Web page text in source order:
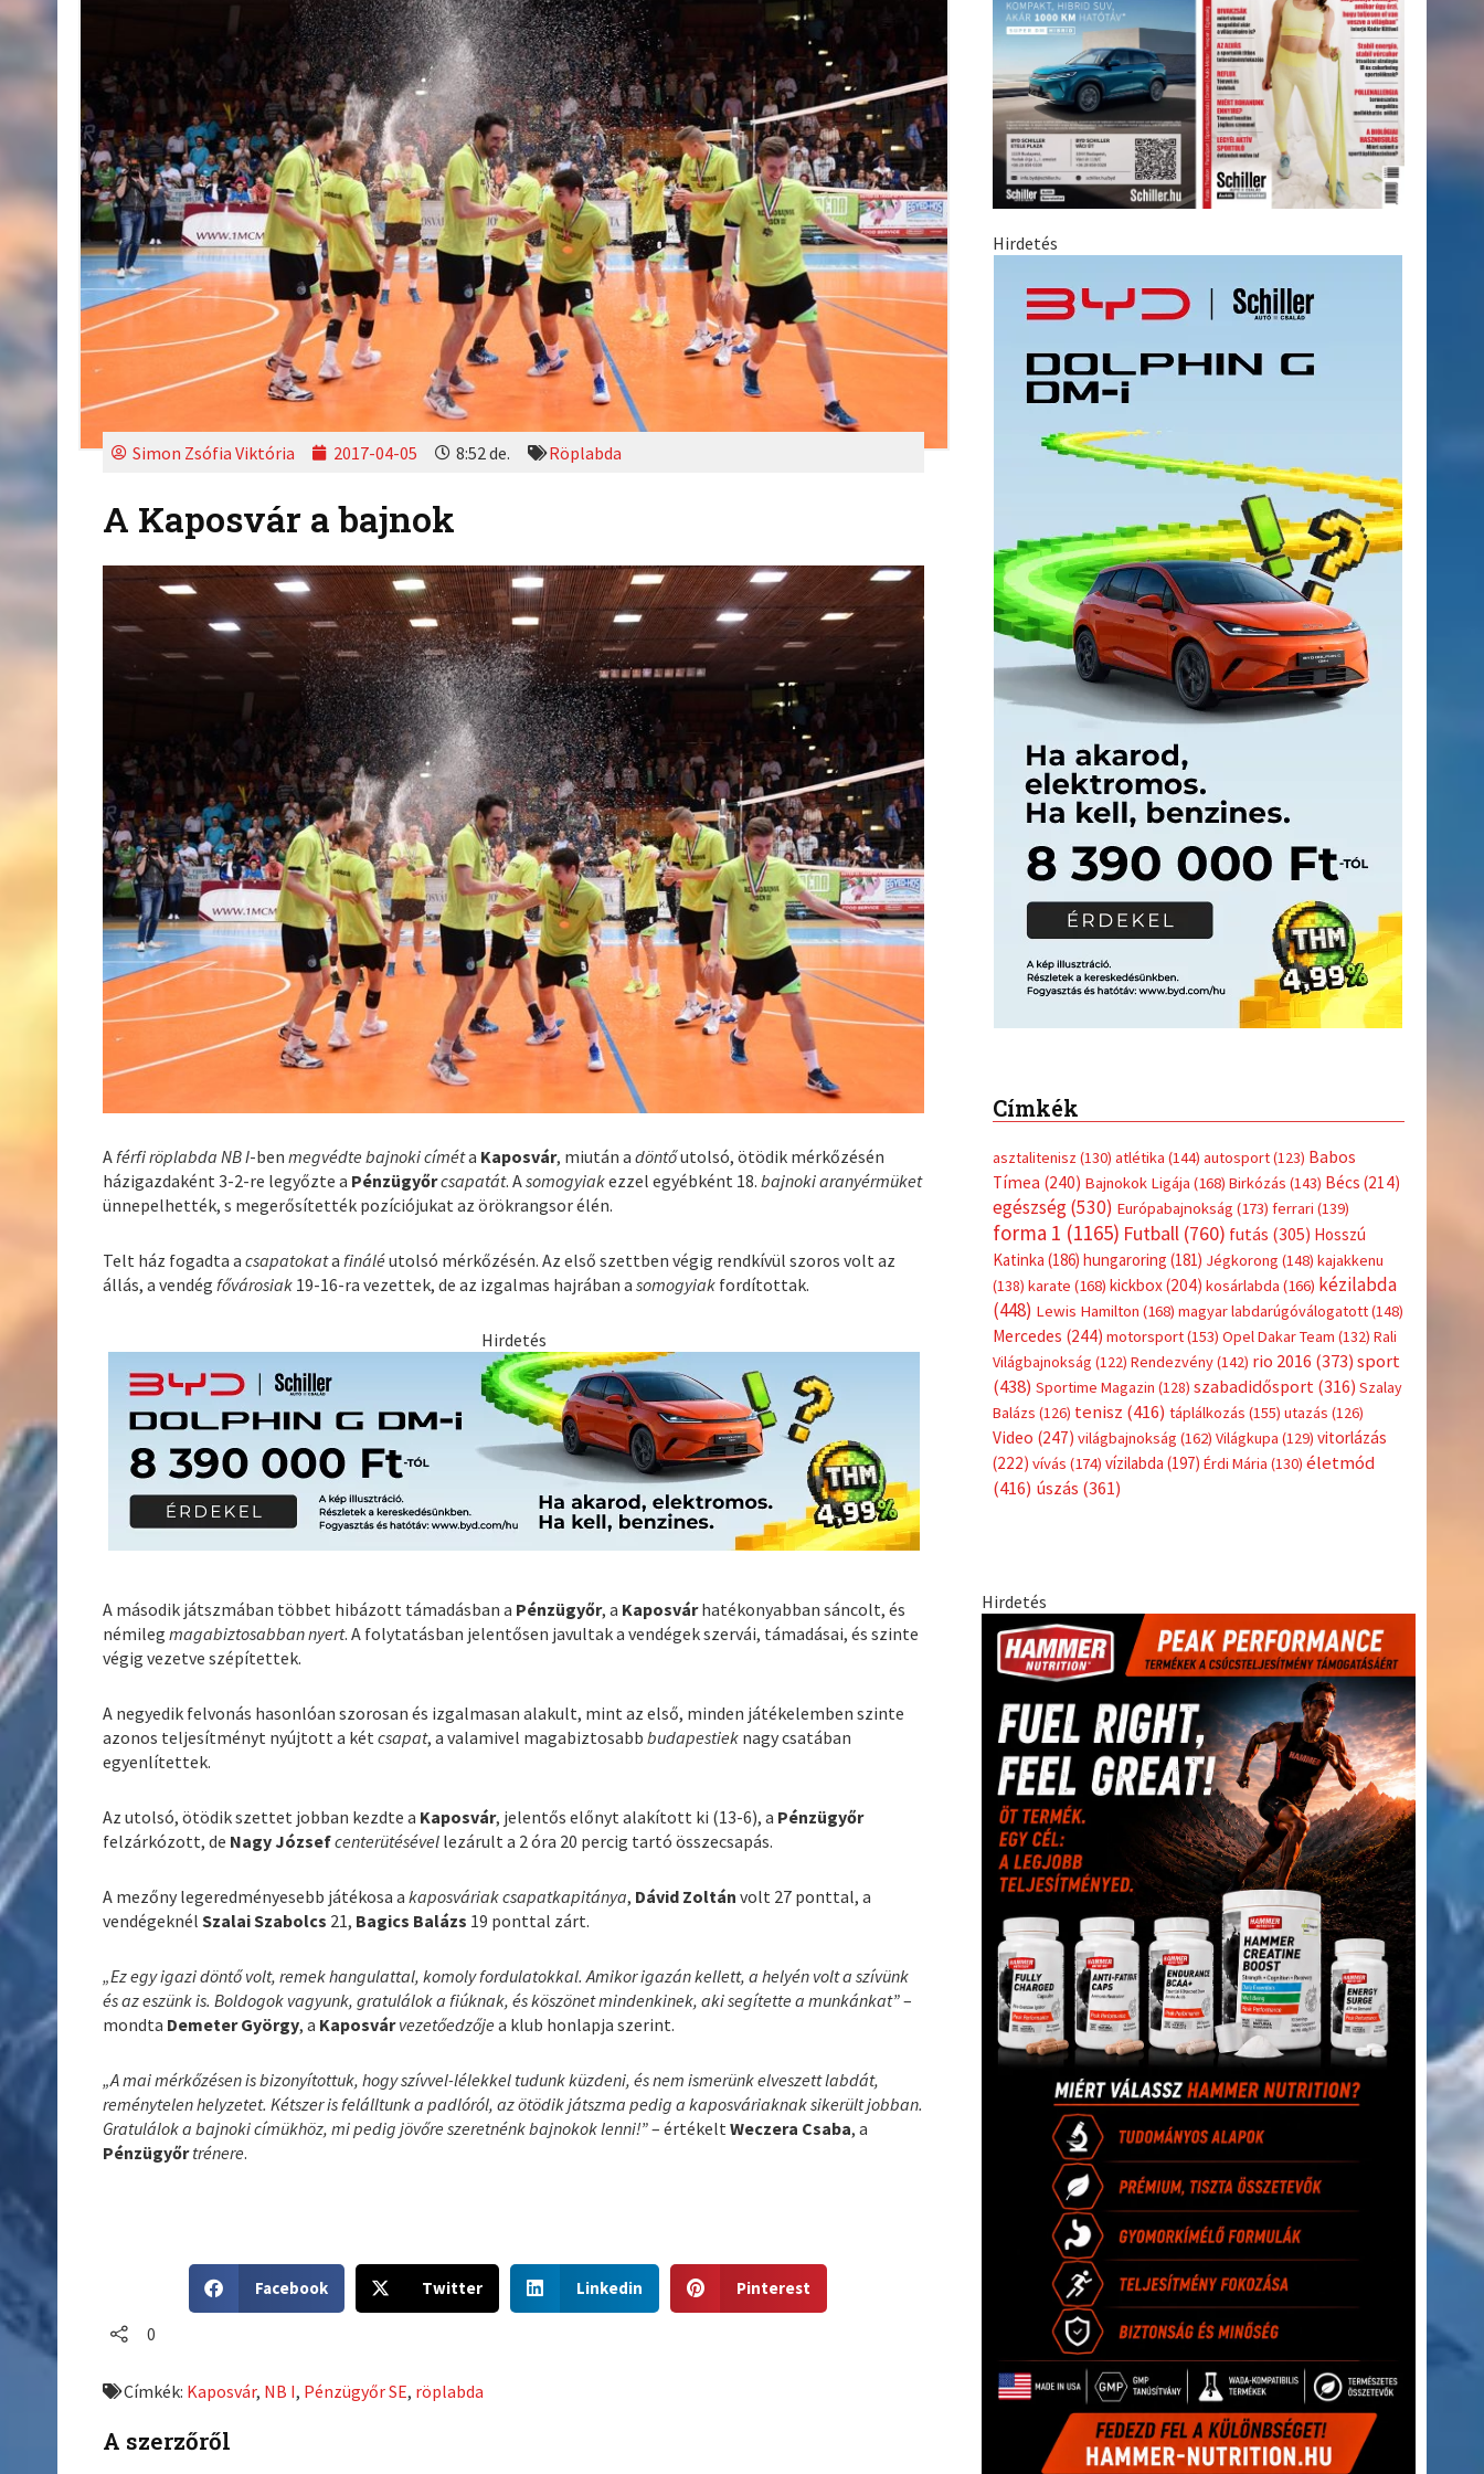
Simon Zsófia Viktória 2017-04-05 8:52 de. Röplabda
A Kaposvár a bajnok
A férfi röplabda NB I-benmegvédte bajnoki címéta Kaposvár, miután adöntőutolsó, ötödik mérkőzésén
házigazdaként 3-2-re legyőzte a Pénzügyőrcsapatát. Asomogyiakezzel egyébként 18.bajnoki aranyérmüket
ünnepelhették, s megerősítették pozíciójukat az örökrangsor élén.
Telt ház fogadta acsapatokata fináléutolsó mérkőzésén. Az első szettben végig rendkívül szoros volt az
állás, a vendég fővárosiak 19-16-ra vezettek, de az izgalmas hajrában asomogyiak fordítottak.
Hirdetés
A második játszmában többet hibázott támadásban a Pénzügyőr, a Kaposvárhatékonyabban sáncolt, és
némileg magabiztosabban nyert. A folytatásban jelentősen javultak a vendégek szervái, támadásai, és szinte
végig vezetve szépítettek.
A negyedik felvonás hasonlóan szorosan és izgalmasan alakult, mint az első, minden játékelemben szinte
azonos teljesítményt nyújtott a kétcsapat, a valamivel magabiztosabbbudapestiek nagy csatában
egyenlítettek.
Az utolsó, ötödik szettet jobban kezdte a Kaposvár, jelentős előnyt alakított ki (13-6), a Pénzügyőr
felzárkózott, de Nagy Józsefcenterütésével lezárult a 2 óra 20 percig tartó összecsapás.
A mezőny legeredményesebb játékosa akaposváriak csapatkapitánya, Dávid Zoltán volt 27 ponttal, a
vendégeknélSzalai Szabolcs 21, Bagics Balázs 19 ponttal zárt.
„Ez egy igazi döntő volt, remek hangulattal, komoly fordulatokkal. Amikor igazán kellett, a helyén volt a szívünk
és az eszünk is. Boldogok vagyunk, gratulálok a fiúknak, és köszönet mindenkinek, aki segítette a munkánkat”–
mondta Demeter György, a Kaposvárvezetőedzője a klub honlapja szerint.
„A mai mérkőzésen is bizonyítottuk, hogy szívvel-lélekkel tudunk küzdeni, és nem ismerünk elveszett labdát,
reménytelen helyzetet. Kétszer is felálltunk a padlóról, az ötödik játszma pedig a kaposváriaknak sikerült jobban.
Gratulálok a bajnoki címükhöz, mi pedig jövőre szeretnénk bajnokok lenni!”– értékeltWeczera Csaba, a
Pénzügyőrtrénere.
h
o
f
Facebook
h
o
Twitter
h
Linkedin
h
Pinterest
0
Címkék: Kaposvár, NB I, Pénzügyőr SE, röplabda
A szerzőről
Hirdetés
Címkék
asztalitenisz (130) atlétika (144) autosport(123) Babos
Tímea (240) Bajnokok Ligája (168) Birkózás (143) Bécs (214)
egészség(530) Európabajnokság (173) ferrari (139)
forma 1 (1165) Futball(760) futás (305) Hosszú
Katinka (186) hungaroring (181) Jégkorong (148) kajakkenu
(138) karate (168) kickbox(204) kosárlabda (166) kézilabda
(448) Lewis Hamilton (168) magyar labdarúgóválogatott(148)
Mercedes (244) motorsport(153) Opel Dakar Team (132) Rali
Világbajnokság (122) Rendezvény(142) rio 2016 (373) sport
(438) Sportime Magazin (128) szabadidősport (316) Szalay
Balázs (126) tenisz (416) táplálkozás (155) utazás (126)
Video (247) világbajnokság (162) Világkupa (129) vitorlázás
(222) vívás (174) vízilabda (197) Érdi Mária (130) életmód
(416) úszás (361)
Hirdetés